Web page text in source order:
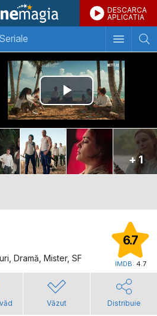
DESCARCA
APLICATIA
Seriale
+ 1
Dramă, Mister, SF
6.7
IMDB: 4.7
Văzut Distribuie